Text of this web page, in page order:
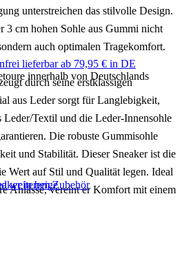
unterstreichen das stilvolle Design.
3 cm hohen Sohle aus Gummi nicht
auch optimalen Tragekomfort.
durch seine erstklassigen
aus Leder sorgt für Langlebigkeit,
Leder/Textil und die Leder-Innensohle
Die robuste Gummisohle
und Stabilität. Dieser Sneaker ist die
Wert auf Stil und Qualität legen. Ideal
Anlässe, vereint er Komfort mit einem
lieferbar ab 79,95 € in DE
innerhalb von Deutschlands
weiterem Zubehör
in beige